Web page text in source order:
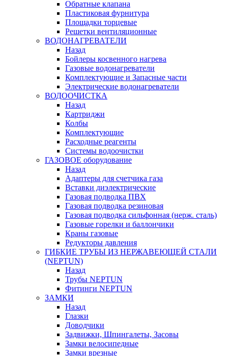
Обратные клапана
Пластиковая фурнитура
Площадки торцевые
Решетки вентиляционные
ВОДОНАГРЕВАТЕЛИ
Назад
Бойлеры косвенного нагрева
Газовые водонагреватели
Комплектующие и Запасные части
Электрические водонагреватели
ВОДООЧИСТКА
Назад
Картриджи
Колбы
Комплектующие
Расходные реагенты
Системы водоочистки
ГАЗОВОЕ оборудование
Назад
Адаптеры для счетчика газа
Вставки диэлектрические
Газовая подводка ПВХ
Газовая подводка резиновая
Газовая подводка сильфонная (нерж. сталь)
Газовые горелки и баллончики
Краны газовые
Редукторы давления
ГИБКИЕ ТРУБЫ ИЗ НЕРЖАВЕЮЩЕЙ СТАЛИ
(NEPTUN)
Назад
Трубы NEPTUN
Фитинги NEPTUN
ЗАМКИ
Назад
Глазки
Доводчики
Задвижки, Шпингалеты, Засовы
Замки велосипедные
Замки врезные